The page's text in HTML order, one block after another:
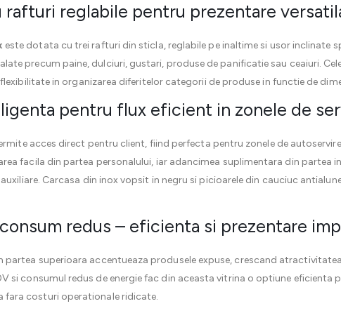
rafturi reglabile pentru prezentare
este dotata cu trei rafturi din sticla, reglabile pe inaltime si usor inclinate
precum paine, dulciuri, gustari, produse de panificatie sau ceaiuri.
in organizarea diferitelor categorii de produse in functie de
pentru flux eficient in zonele de
acces direct pentru client, fiind perfecta pentru zonele de
facila din partea personalului, iar adancimea suplimentara din partea
Carcasa din inox vopsit in negru si picioarele din cauciuc
redus – eficienta si prezentare
partea superioara accentueaza produsele expuse, crescand
si consumul redus de energie fac din aceasta vitrina o optiune eficienta
fara costuri operationale ridicate.